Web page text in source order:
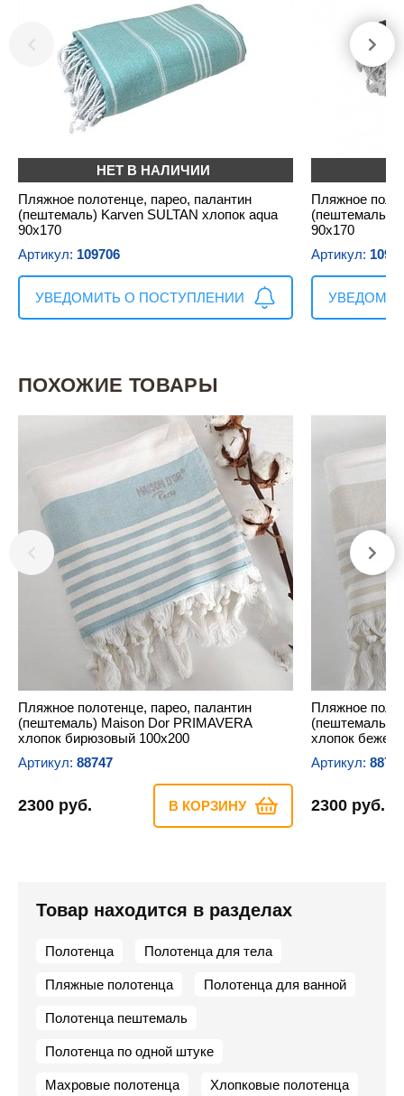
НЕТ В НАЛИЧИИ
Пляжное полотенце, парео, палантин
(пештемаль) Karven SULTAN хлопок aqua
90х170
Артикул: 109706
УВЕДОМИТЬ О ПОСТУПЛЕНИИ
Пляжное
(пештемаль)
90х170
Артикул:
ПОХОЖИЕ ТОВАРЫ
Пляжное полотенце, парео, палантин
(пештемаль) Maison Dor PRIMAVERA
хлопок бирюзовый 100х200
Артикул: 88747
2300 руб. В КОРЗИНУ
Пляжное
(пештемаль)
хлопок
Артикул:
2300 руб.
Товар находится в разделах
Полотенца Полотенца для тела
Пляжные полотенца Полотенца для ванной
Полотенца пештемаль
Полотенца по одной штуке
Махровые полотенца Хлопковые полотенца